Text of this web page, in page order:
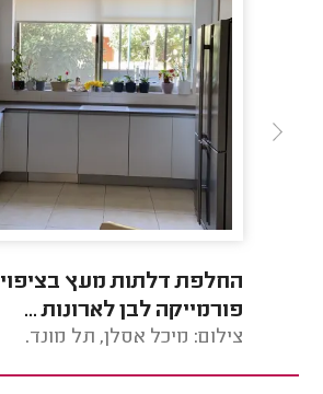
החלפת דלתות מעץ בציפוי
פורמייקה לבן לארונות ...
צילום: מיכל אסלן, תל מונד.